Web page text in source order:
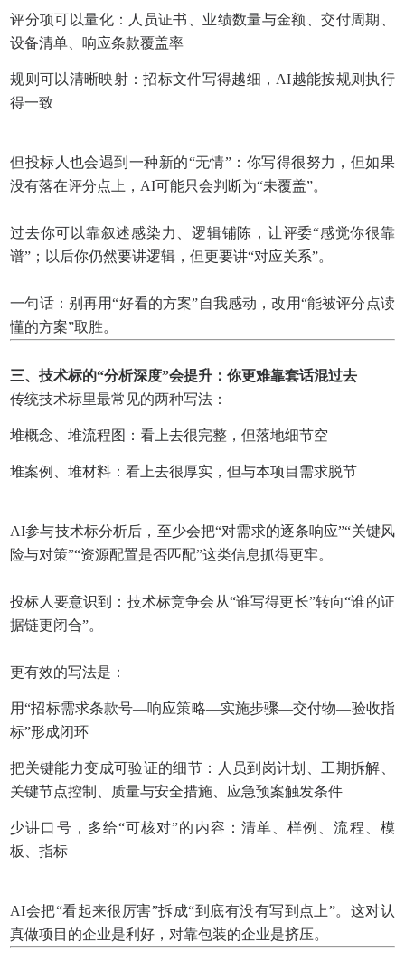
评分项可以量化：人员证书、业绩数量与金额、交付周期、
设备清单、响应条款覆盖率
规则可以清晰映射：招标文件写得越细，AI越能按规则执行
得一致
但投标人也会遇到一种新的“无情”：你写得很努力，但如果
没有落在评分点上，AI可能只会判断为“未覆盖”。
过去你可以靠叙述感染力、逻辑铺陈，让评委“感觉你很靠
谱”；以后你仍然要讲逻辑，但更要讲“对应关系”。
一句话：别再用“好看的方案”自我感动，改用“能被评分点读
懂的方案”取胜。
三、技术标的“分析深度”会提升：你更难靠套话混过去
传统技术标里最常见的两种写法：
堆概念、堆流程图：看上去很完整，但落地细节空
堆案例、堆材料：看上去很厚实，但与本项目需求脱节
AI参与技术标分析后，至少会把“对需求的逐条响应”“关键风
险与对策”“资源配置是否匹配”这类信息抓得更牢。
投标人要意识到：技术标竞争会从“谁写得更长”转向“谁的证
据链更闭合”。
更有效的写法是：
用“招标需求条款号—响应策略—实施步骤—交付物—验收指
标”形成闭环
把关键能力变成可验证的细节：人员到岗计划、工期拆解、
关键节点控制、质量与安全措施、应急预案触发条件
少讲口号，多给“可核对”的内容：清单、样例、流程、模
板、指标
AI会把“看起来很厉害”拆成“到底有没有写到点上”。这对认
真做项目的企业是利好，对靠包装的企业是挤压。